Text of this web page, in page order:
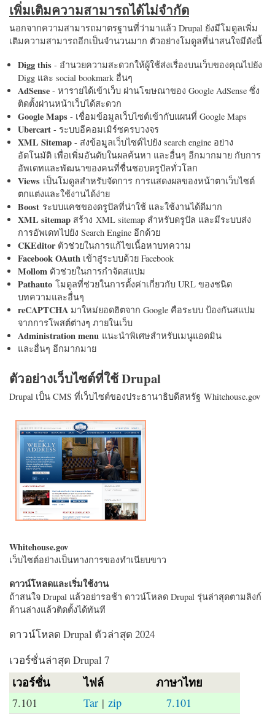
เพิ่มเติมความสามารถได้ไม่จำกัด
นอกจากความสามารถมาตรฐานที่ว่ามาแล้ว Drupal ยังมีโมดูลเพิ่ม
เติมความสามารถอีกเป็นจำนวนมาก ตัวอย่างโมดูลที่น่าสนใจมีดังนี้
Digg this - อำนวยความสะดวกให้ผู้ใช้ส่งเรื่องบนเว็บของคุณไปยัง
Digg และ social bookmark อื่นๆ
AdSense - หารายได้เข้าเว็บ ผ่านโฆษณาของ Google AdSense ซึ่ง
ติดตั้งผ่านหน้าเว็บได้สะดวก
Google Maps - เชื่อมข้อมูลเว็บไซต์เข้ากับแผนที่ Google Maps
Ubercart - ระบบอีคอมเมิร์ซครบวงจร
XML Sitemap - ส่งข้อมูลเว็บไซต์ไปยัง search engine อย่าง
อัตโนมัติ เพื่อเพิ่มอันดับในผลค้นหา และอื่นๆ อีกมากมาย กับการ
อัพเดทและพัฒนาของคนที่ชื่นชอบดรูปัลทั่วโลก
Views เป็นโมดูลสำหรับจัดการ การแสดงผลของหน้าตาเว็บไซต์
ตกแต่งและใช้งานได้ง่าย
Boost ระบบแคชของดรูปัลที่น่าใช้ และใช้งานได้ดีมาก
XML sitemap สร้าง XML sitemap สำหรับดรูปัล และมีระบบส่ง
การอัพเดทไปยัง Search Engine อีกด้วย
CKEditorตัวช่วยในการแก้ไขเนื้อหาบทความ
Facebook OAuth เข้าสู่ระบบด้วย Facebook
Mollom ตัวช่วยในการกำจัดสแปม
Pathauto โมดูลที่ช่วยในการตั้งค่าเกี่ยวกับ URL ของชนิด
บทความและอื่นๆ
reCAPTCHA มาใหม่ยอดฮิตจาก Google คือระบบ ป้องกันสแปม
จากการโพสต์ต่างๆ ภายในเว็บ
Administration menu แนะนำพิเศษสำหรับเมนูแอดมิน
และอื่นๆ อีกมากมาย
ตัวอย่างเว็บไซต์ที่ใช้ Drupal
Drupal เป็น CMS ที่เว็บไซต์ของประธานาธิบดีสหรัฐ Whitehouse.gov
Whitehouse.gov
เว็บไซต์อย่างเป็นทางการของทำเนียบขาว
ดาวน์โหลดและเริ่มใช้งาน
ถ้าสนใจ Drupal แล้วอย่ารอช้า ดาวน์โหลด Drupal รุ่นล่าสุดตามลิงก์
ด้านล่างแล้วติดตั้งได้ทันที
ดาวน์โหลด Drupal ตัวล่าสุด 2024
เวอร์ชั่นล่าสุด Drupal 7
เวอร์ชั่น ไฟล์ ภาษาไทย
7.101 Tar |zip 7.101